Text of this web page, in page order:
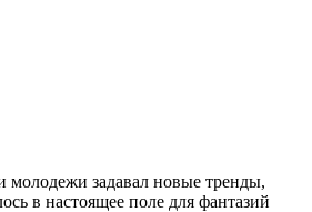
молодежи задавал новые тренды,
в настоящее поле для фантазий